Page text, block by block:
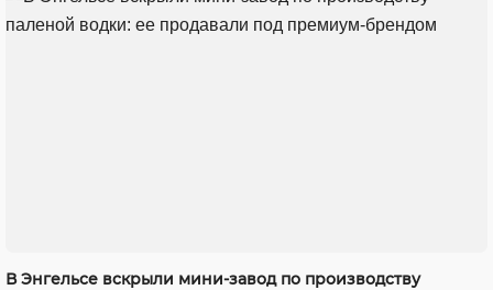
В Энгельсе вскрыли мини-завод по производству